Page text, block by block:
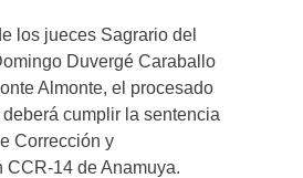
los jueces Sagrario del
Duvergé Caraballo
Almonte, el procesado
deberá cumplir la sentencia
Corrección y
CCR-14 de Anamuya.